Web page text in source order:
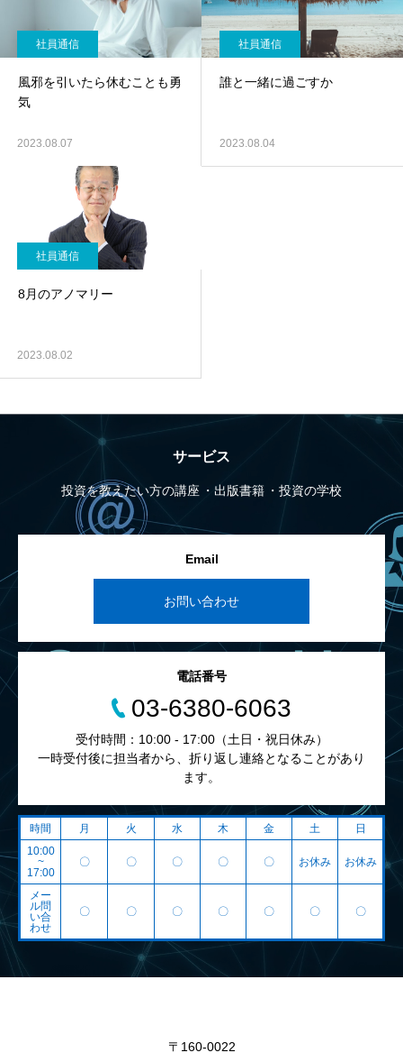
社員通信
風邪を引いたら休むことも勇
気
2023.08.07
社員通信
誰と一緒に過ごすか
2023.08.04
社員通信
8月のアノマリー
2023.08.02
サービス
投資を教えたい方の講座 出版書籍 投資の学校
Email
お問い合わせ
電話番号
03-6380-6063
受付時間：10:00 - 17:00（土日・祝日休み）
一時受付後に担当者から、折り返し連絡となることがあり
ます。
時間 月 火 水 木 金 土
日
10:00
~
17:00
〇 〇 〇 〇 〇 お休み お休み
メー
ル問
い合
わせ
〇 〇 〇 〇 〇 〇 〇
〒160-0022